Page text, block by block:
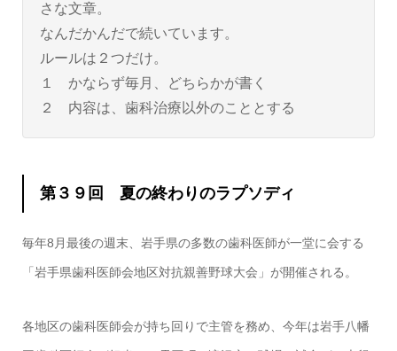
さな文章。
なんだかんだで続いています。
ルールは２つだけ。
１ かならず毎月、どちらかが書く
２ 内容は、歯科治療以外のこととする
第３９回 夏の終わりのラプソディ
毎年8月最後の週末、岩手県の多数の歯科医師が一堂に会する
「岩手県歯科医師会地区対抗親善野球大会」が開催される。
各地区の歯科医師会が持ち回りで主管を務め、今年は岩手八幡